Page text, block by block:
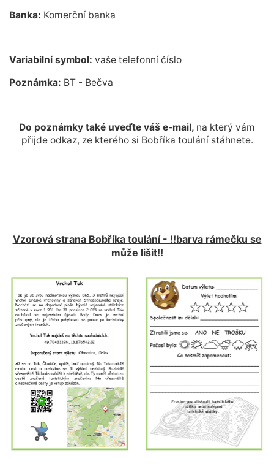
Banka: Komerční banka
Variabilní symbol: vaše telefonní číslo
Poznámka: BT - Bečva
Do poznámky také uveďte váš e-mail, na který vám
přijde odkaz, ze kterého si Bobříka toulání stáhnete.
Vzorová strana Bobříka toulání - !!barva rámečku se
může lišit!!